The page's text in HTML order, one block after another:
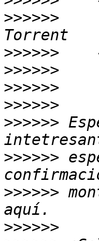
>>>>>>
>>>>>>
>>>>>>
>>>>>>
>>>>>>
>>>>>>
>>>>>>
>>>>>>
>>>>>>